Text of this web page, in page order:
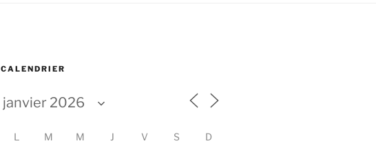
CALENDRIER
L M M J V S D